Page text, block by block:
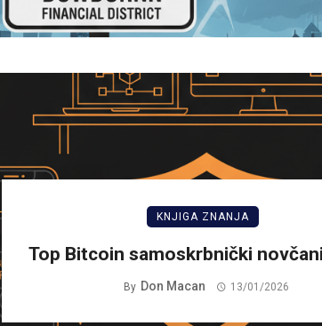
KNJIGA ZNANJA
Top Bitcoin samoskrbnički
By Don Macan 13/01/2026